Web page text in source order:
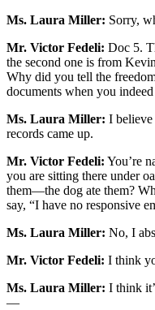
Ms. Laura Miller: Sorry,
Mr. Victor Fedeli: Doc 5.
the second one is from
Why did you tell the
documents when you
Ms. Laura Miller: I believe
records came up.
Mr. Victor Fedeli: You’re
you are sitting there under
them—the dog ate them?
say, “I have no responsive
Ms. Laura Miller: No, I
Mr. Victor Fedeli: I think
Ms. Laura Miller: I think
—